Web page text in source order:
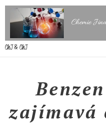
Chemie
ChJ & ChJ
zajímavá